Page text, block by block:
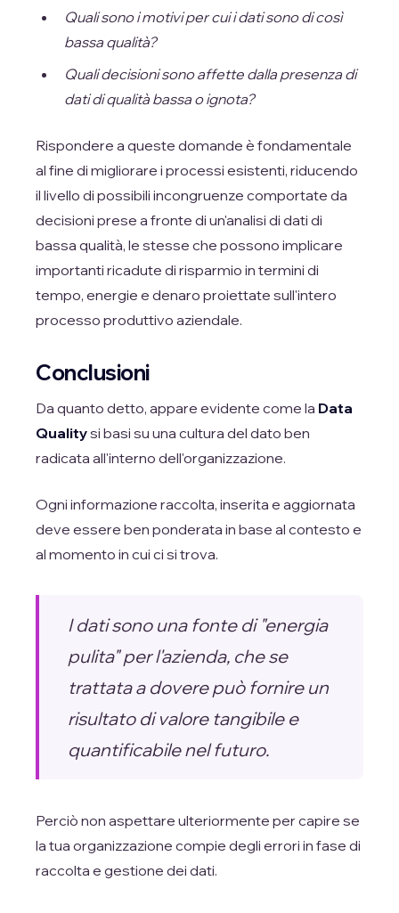
Quali sono i motivi per cui i dati sono di così
bassa qualità?
Quali decisioni sono affette dalla presenza di
dati di qualità bassa o ignota?
Rispondere a queste domande è fondamentale
al fine di migliorare i processi esistenti, riducendo
il livello di possibili incongruenze comportate da
decisioni prese a fronte di un'analisi di dati di
bassa qualità, le stesse che possono implicare
importanti ricadute di risparmio in termini di
tempo, energie e denaro proiettate sull'intero
processo produttivo aziendale.
Conclusioni
Da quanto detto, appare evidente come la Data
Qualitysi basi su una cultura del dato ben
radicata all'interno dell'organizzazione.
Ogni informazione raccolta, inserita e aggiornata
deve essere ben ponderata in base al contesto e
al momento in cui ci si trova.
I dati sono una fonte di "energia
pulita" per l'azienda, che se
trattata a dovere può fornire un
risultato di valore tangibile e
quantificabile nel futuro.
Perciò non aspettare ulteriormente per capire se
la tua organizzazione compie degli errori in fase di
raccolta e gestione dei dati.